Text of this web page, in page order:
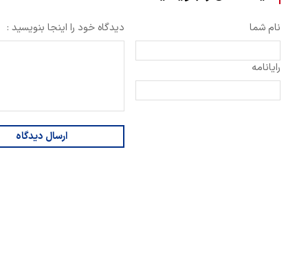
نام شما
رایانامه
دیدگاه خود را اینجا بنویسید :
ارسال دیدگاه